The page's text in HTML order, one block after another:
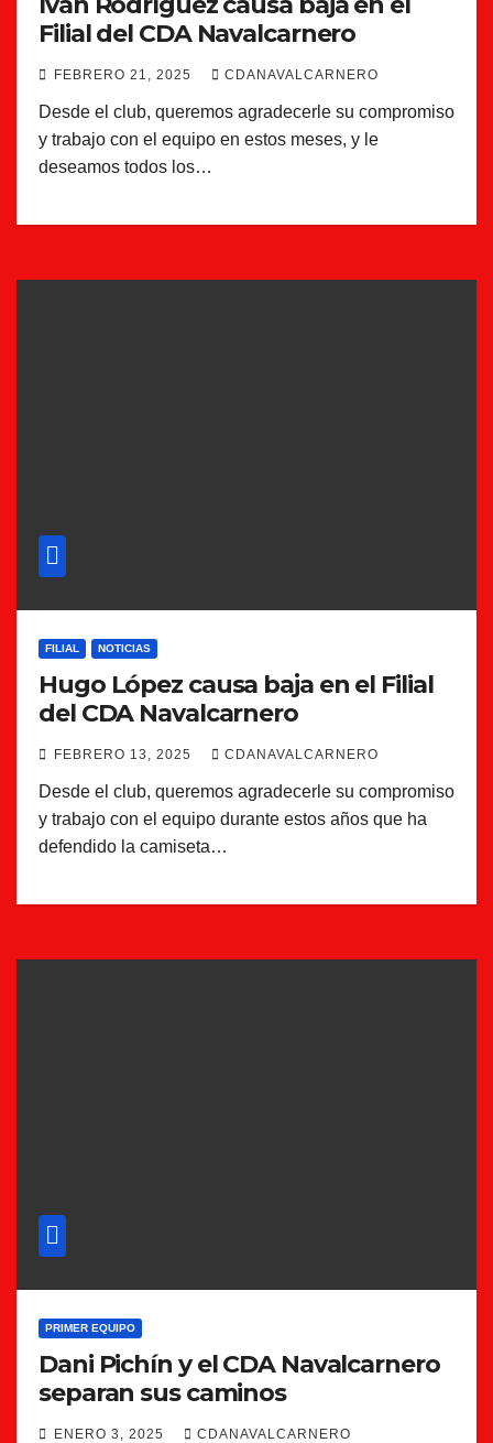
Filial del CDA Navalcarnero
FEBRERO 21, 2025 CDANAVALCARNERO
Desde el club, queremos agradecerle su compromiso
y trabajo con el equipo en estos meses, y le
deseamos todos los…
FILIAL NOTICIAS
Hugo López causa baja en el Filial
del CDA Navalcarnero
FEBRERO 13, 2025 CDANAVALCARNERO
Desde el club, queremos agradecerle su compromiso
y trabajo con el equipo durante estos años que ha
defendido la camiseta…
PRIMER EQUIPO
Dani Pichín y el CDA Navalcarnero
separan sus caminos
ENERO 3, 2025 CDANAVALCARNERO